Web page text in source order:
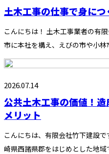
土木工事の仕事で身につ
こんにちは！ 土木工事業者の有
市に本社を構え、えびの市や小林
2026.07.14
公共土木工事の価値！
メリット
こんにちは、有限会社竹下建設
崎県西諸県郡をはじめとした地域